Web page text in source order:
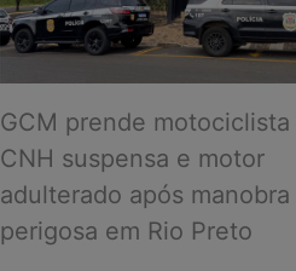
GCM prende motociclista
CNH suspensa e motor
adulterado após manobra
perigosa em Rio Preto